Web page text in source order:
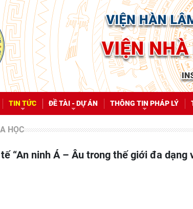
TIN TỨC ĐỀ TÀI - DỰ ÁN THÔNG TIN PHÁP LÝ
HỌC
tế “An ninh Á – Âu trong thế giới đa